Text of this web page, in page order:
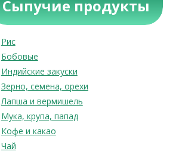
Сыпучие продукты
Рис
Бобовые
Индийские закуски
Зерно, семена, орехи
Лапша и вермишель
Мука, крупа, папад
Кофе и какао
Чай